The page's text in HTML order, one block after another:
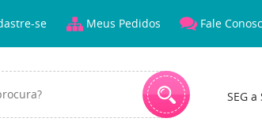
se Meus Pedidos Fale
SEG